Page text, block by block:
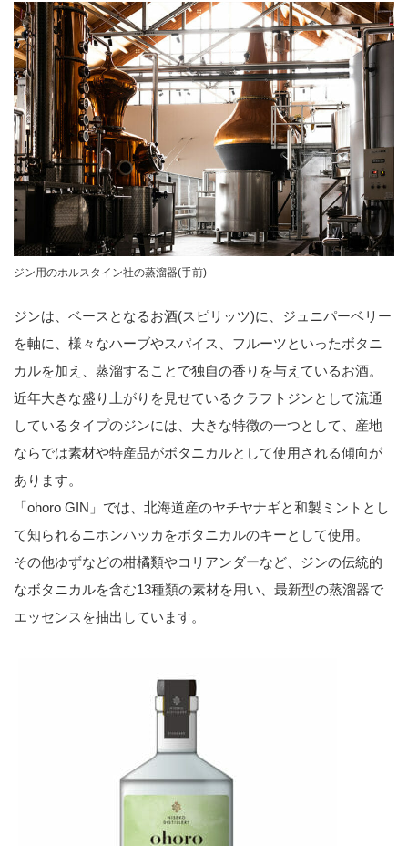
ジン用のホルスタイン社の蒸溜器(手前)
ジンは、ベースとなるお酒(スピリッツ)に、ジュニパーベリー
を軸に、様々なハーブやスパイス、フルーツといったボタニ
カルを加え、蒸溜することで独自の香りを与えているお酒。
近年大きな盛り上がりを見せているクラフトジンとして流通
しているタイプのジンには、大きな特徴の一つとして、産地
ならでは素材や特産品がボタニカルとして使用される傾向が
あります。
「ohoro GIN」では、北海道産のヤチヤナギと和製ミントとし
て知られるニホンハッカをボタニカルのキーとして使用。
その他ゆずなどの柑橘類やコリアンダーなど、ジンの伝統的
なボタニカルを含む13種類の素材を用い、最新型の蒸溜器で
エッセンスを抽出しています。